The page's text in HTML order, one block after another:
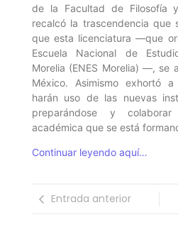
de la Facultad de Filosofía
recalcó la trascendencia que
que esta licenciatura —que
Escuela Nacional de
Morelia (ENES Morelia) —, se
México. Asimismo exhortó
harán uso de las nuevas
preparándose y
académica que se está
Continuar leyendo aquí…
Entrada anterior